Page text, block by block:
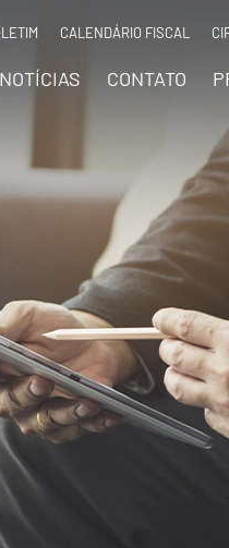
CALENDÁRIO FISCAL
NOTÍCIAS CONTATO